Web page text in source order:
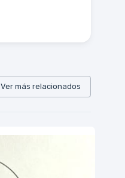
Ver más relacionados